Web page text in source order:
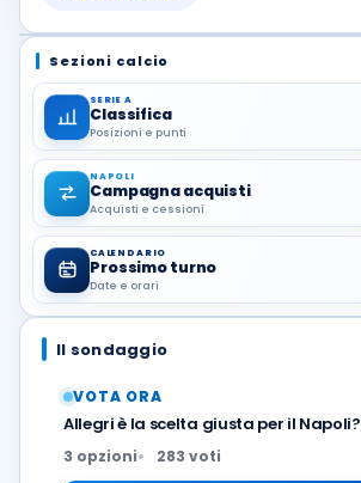
Sezioni calcio
SERIE A
Classifica
Posizioni e punti
NAPOLI
Campagna acquisti
Acquisti e cessioni
CALENDARIO
Prossimo turno
Date e orari
Il sondaggio
VOTA ORA
Allegri è la scelta giusta per il Napoli?
3 opzioni 283 voti